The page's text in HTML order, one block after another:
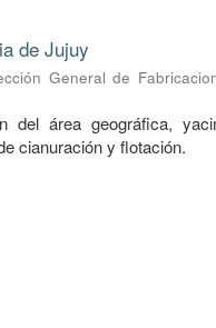
de Jujuy
General de
área geográfica,
cianuración y flotación.